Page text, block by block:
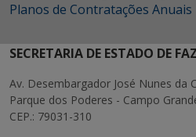
Planos de Contratações Anuais
SECRETARIA DE ESTADO DE
Av. Desembargador José Nunes da
Parque dos Poderes - Campo
CEP.: 79031-310